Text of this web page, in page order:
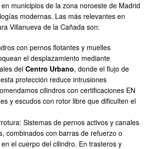
municipios de la zona noroeste de Madrid
modernas. Las más relevantes en
Villanueva de la Cañada son:
con pernos flotantes y muelles
el desplazamiento mediante
delCentro Urbano, donde el flujo de
protección reduce intrusiones
cilindros con certificaciones EN
y escudos con rotor libre que dificulten el
Sistemas de pernos activos y canales
combinados con barras de refuerzo o
el cuerpo del cilindro. En trasteros y